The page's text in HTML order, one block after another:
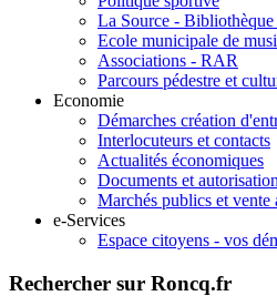
La Source -
Ecole municipale de
Associations - RAR
Parcours pédestre et
Economie
Démarches création
Interlocuteurs et contacts
Actualités économiques
Documents et
Marchés publics et vente
e-Services
Espace citoyens - vos
Rechercher sur Roncq.fr